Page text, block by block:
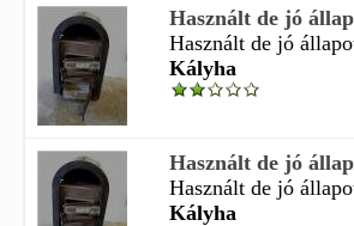
Használt de jó
Használt de jó
Kályha
Használt de jó
Használt de jó
Kályha